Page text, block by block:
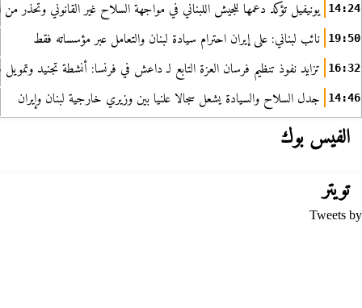
14:24 يونيفيل تؤكد دعمها للجيش اللبناني في مواجهة السلاح غير القانوني وتحذر من
19:50 نائب لبناني: على إيران احترام سيادة لبنان والتعامل عبر مؤسساته فقط
16:32 تزايد نفوذ تنظيم فرسان العزة التابع لـ داعش في فرنسا: أنشطة تجنيد
14:46 جدل السلاح والسيادة يشعل سجالا علنيا بين وزيري خارجية لبنان وإيران
الفيس بوك
تويتر
Tweets by